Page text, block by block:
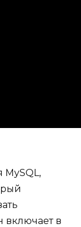
MySQL,
включает в